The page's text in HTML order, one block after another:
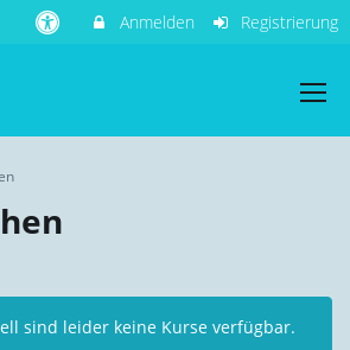
Anmelden Registrierung
sind leider keine Kurse verfügbar.